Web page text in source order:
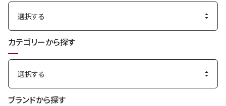
カテゴリーから探す
ブランドから探す